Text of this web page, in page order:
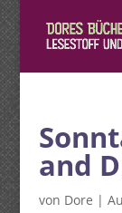
and
von Dore |